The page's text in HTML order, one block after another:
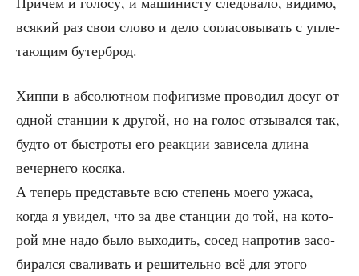
вся­кий раз свои сло­во и дело согла­со­вы­вать с упле­
та­ю­щим бутерброд.
Хип­пи в абсо­лют­ном пофи­гиз­ме про­во­дил досуг от
одной стан­ции к дру­гой, но на голос отзы­вал­ся так,
буд­то от быст­ро­ты его реак­ции зави­се­ла дли­на
вечер­не­го косяка.
А теперь пред­ставь­те всю сте­пень мое­го ужа­са,
когда я уви­дел, что за две стан­ции до той, на кото­
рой мне надо было выхо­дить, сосед напро­тив засо­
би­рал­ся сва­ли­вать и реши­тель­но всё для это­го